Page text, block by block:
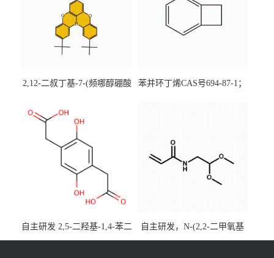
2,12-二叔丁基-7-(频哪醇硼酸
[3,2,1-de]蒽CAS号2648896-
装，实验室现货直发
苯并环丁烯CAS号694-87-1；
自主研发 2,5-二羟基-1,4-苯二
乙酸CAS号5488-16-4；公斤
自主研发，N-(2,2-二甲氧基
乙基)丙烯酰胺CAS号49707-